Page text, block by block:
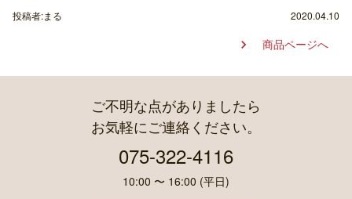
投稿者:まる 2020.04.10
 商品ページへ
ご不明な点がありましたら
お気軽にご連絡ください。
075-322-4116
10:00 〜 16:00 (平日)